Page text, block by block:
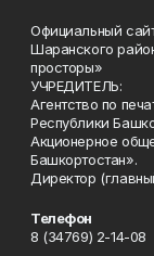
Официальный
Шаранского
просторы»
УЧРЕДИТЕЛЬ:
Агентство по
Республики
Акционерное
Башкортостан».
Директор
Телефон
8 (34769) 2-14-08